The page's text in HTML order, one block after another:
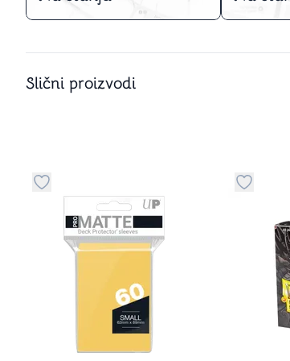
Slični proizvodi
Dugme za dodavanje stvari u kategorijuDugme